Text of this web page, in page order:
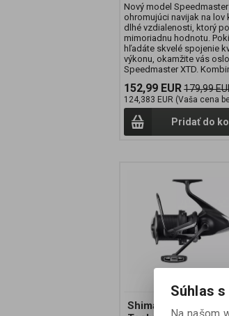
Nový model Speedmaster
ohromujúci navijak na lov
dlhé vzdialenosti, ktorý
mimoriadnu hodnotu.
hľadáte skvelé spojenie
výkonu, okamžite vás
Speedmaster XTD.
152,99 EUR179,99
124,383 EUR (Vaša cena
Pridať do
Shimano Navijak Aero
Súhlas